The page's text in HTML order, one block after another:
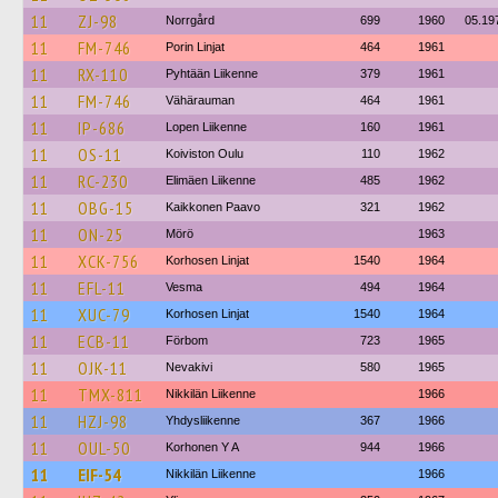
11
ZJ-98 Norrgård 699 1960
11 FM-746 Porin Linjat 464 1961
11 RX-110 Pyhtään Liikenne 379 1961
11 FM-746 Vähärauman 464 1961
11 IP-686 Lopen Liikenne 160 1961
11 OS-11 Koiviston Oulu 110 1962
11 RC-230 Elimäen Liikenne 485 1962
11 OBG-15 Kaikkonen Paavo 321 1962
11 ON-25 Mörö 1963
11 XCK-756 Korhosen Linjat 1540 1964
11 EFL-11 Vesma 494 1964
11 XUC-79 Korhosen Linjat 1540 1964
11 ECB-11 Förbom 723 1965
11 OJK-11 Nevakivi 580 1965
11 TMX-811 Nikkilän Liikenne 1966
11 HZJ-98 Yhdysliikenne 367 1966
11 OUL-50 Korhonen Y A 944 1966
11 EIF-54 Nikkilän Liikenne 1966